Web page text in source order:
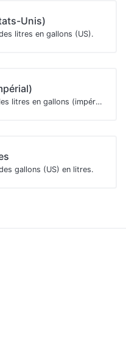
Unis)
litres en gallons (US).
Convertissez facilement les litres en gallons (impériaux).
gallons (US) en litres.